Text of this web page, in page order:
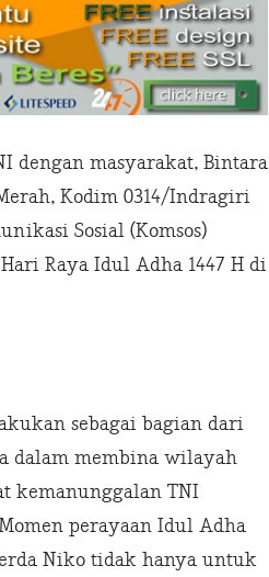
dengan masyarakat, Bintara
Kodim 0314/Indragiri
Sosial (Komsos)
Raya Idul Adha 1447 H di
sebagai bagian dari
dalam membina wilayah
kemanunggalan TNI
perayaan Idul Adha
Niko tidak hanya untuk